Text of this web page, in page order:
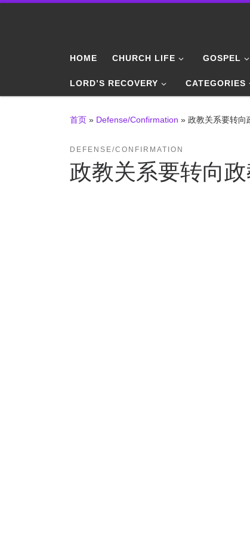
HOME CHURCH LIFE GOSPEL
LORD’S RECOVERY CATEGORIES
首页 » Defense/Confirmation » 政教关系要转向
DEFENSE/CONFIRMATION
政教关系要转向